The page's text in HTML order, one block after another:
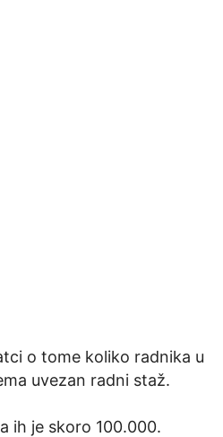
o tome koliko radnika u
uvezan radni staž.
ih je skoro 100.000.